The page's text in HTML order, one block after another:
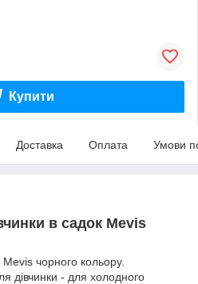
Купити
Доставка Оплата Умови
в садок Mevis
чорного кольору.
дівчинки - для холодного